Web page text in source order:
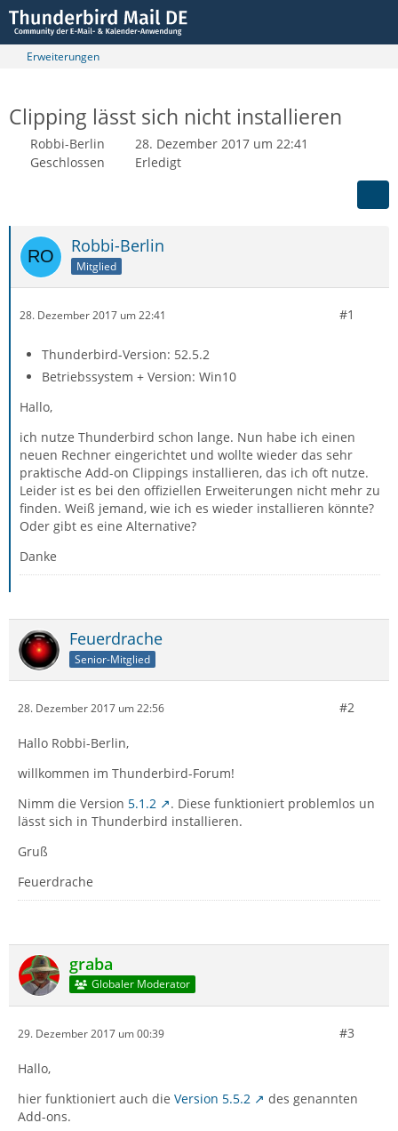
Erweiterungen
Clipping lässt sich nicht installieren
Robbi-Berlin
28. Dezember 2017 um 22:41
Geschlossen
Erledigt
Robbi-Berlin
Mitglied
28. Dezember 2017 um 22:41 #1
Thunderbird-Version: 52.5.2
Betriebssystem + Version: Win10
Hallo,
ich nutze Thunderbird schon lange. Nun habe ich einen
neuen Rechner eingerichtet und wollte wieder das sehr
praktische Add-on Clippings installieren, das ich oft nutze.
Leider ist es bei den offiziellen Erweiterungen nicht mehr zu
finden. Weiß jemand, wie ich es wieder installieren könnte?
Oder gibt es eine Alternative?
Danke
Feuerdrache
Senior-Mitglied
28. Dezember 2017 um 22:56 #2
Hallo Robbi-Berlin,
willkommen im Thunderbird-Forum!
Nimm die Version 5.1.2
. Diese funktioniert problemlos un
lässt sich in Thunderbird installieren.
Gruß
Feuerdrache
graba
Globaler Moderator
29. Dezember 2017 um 00:39 #3
Hallo,
hier funktioniert auch die Version 5.5.2
des genannten
Add-ons.